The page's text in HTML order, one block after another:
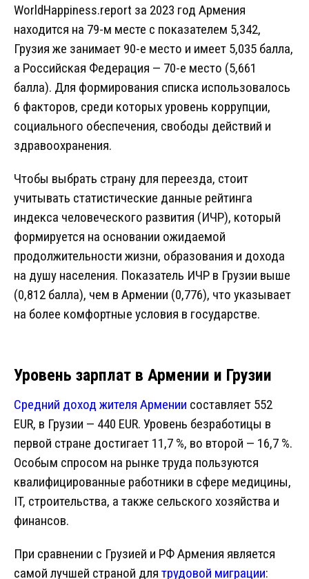
WorldHappiness.report за 2023 год Армения
находится на 79-м месте с показателем 5,342,
Грузия же занимает 90-е место и имеет 5,035 балла,
а Российская Федерация — 70-е место (5,661
балла). Для формирования списка использовалось
6 факторов, среди которых уровень коррупции,
социального обеспечения, свободы действий и
здравоохранения.
Чтобы выбрать страну для переезда, стоит
учитывать статистические данные рейтинга
индекса человеческого развития (ИЧР), который
формируется на основании ожидаемой
продолжительности жизни, образования и дохода
на душу населения. Показатель ИЧР в Грузии выше
(0,812 балла), чем в Армении (0,776), что указывает
на более комфортные условия в государстве.
Уровень зарплат в Армении и Грузии
Средний доход жителя Армении составляет 552
EUR, в Грузии — 440 EUR. Уровень безработицы в
первой стране достигает 11,7 %, во второй — 16,7 %.
Особым спросом на рынке труда пользуются
квалифицированные работники в сфере медицины,
IT, строительства, а также сельского хозяйства и
финансов.
При сравнении с Грузией и РФ Армения является
самой лучшей страной для трудовой миграции: